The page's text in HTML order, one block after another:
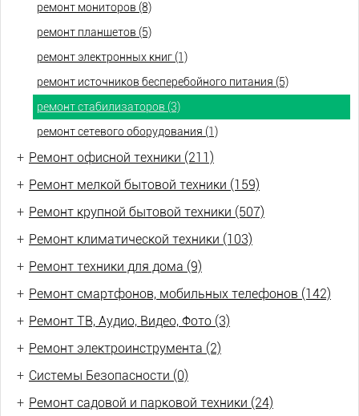
ремонт мониторов (8)
ремонт планшетов (5)
ремонт электронных книг (1)
ремонт источников бесперебойного питания (5)
ремонт стабилизаторов (3)
ремонт сетевого оборудования (1)
+ Ремонт офисной техники (211)
+ Ремонт мелкой бытовой техники (159)
+ Ремонт крупной бытовой техники (507)
+ Ремонт климатической техники (103)
+ Ремонт техники для дома (9)
+ Ремонт смартфонов, мобильных телефонов (142)
+ Ремонт ТВ, Аудио, Видео, Фото (3)
+ Ремонт электроинструмента (2)
+ Системы Безопасности (0)
+ Ремонт садовой и парковой техники (24)